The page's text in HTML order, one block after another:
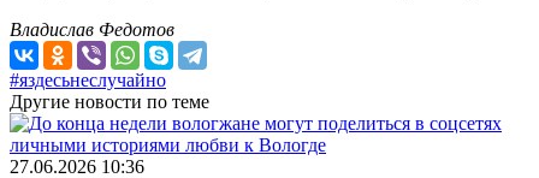
Владислав Федотов
#яздесьнеслучайно
Другие новости по теме
27.06.2026 10:36